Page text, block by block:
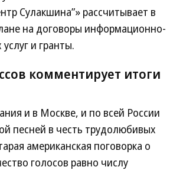
Сулакшина”» рассчитывает в
на договоры информационно-
и гранты.
комментирует итоги
и в Москве, и по всей России
песней в честь трудолюбивых
американская поговорка о
голосов равно числу